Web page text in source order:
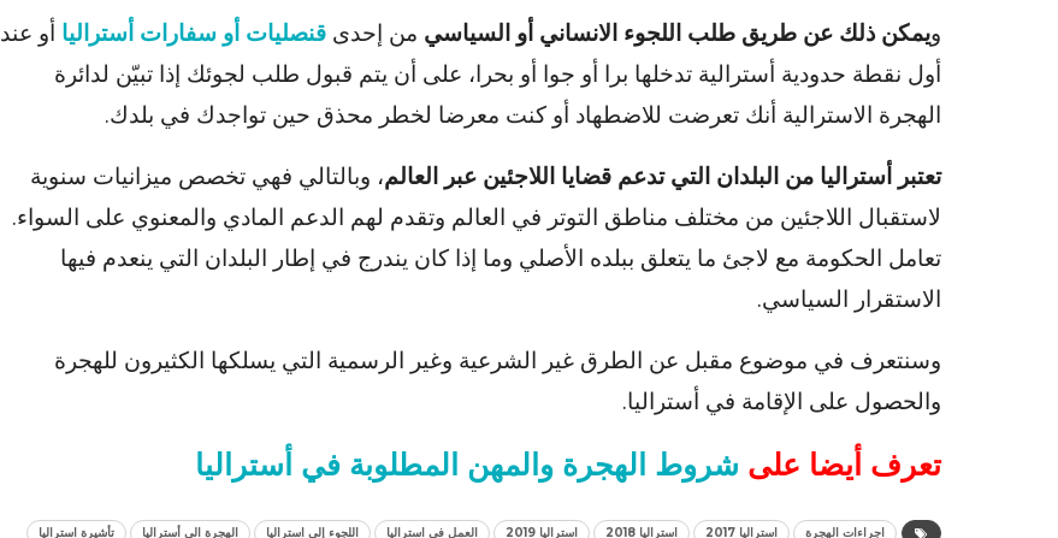
ويمكن ذلك عن طريق طلب اللجوء الانساني أو السياسي من إحدى قنصليات أو سفارات أستراليا أو عند
أول نقطة حدودية أسترالية تدخلها برا أو جوا أو بحرا، على أن يتم قبول طلب لجوئك إذا تبيّن لدائرة
الهجرة الاسترالية أنك تعرضت للاضطهاد أو كنت معرضا لخطر محذق حين تواجدك في بلدك.
تعتبر أستراليا من البلدان التي تدعم قضايا اللاجئين عبر العالم، وبالتالي فهي تخصص ميزانيات سنوية
لاستقبال اللاجئين من مختلف مناطق التوتر في العالم وتقدم لهم الدعم المادي والمعنوي على السواء.
تعامل الحكومة مع لاجئ ما يتعلق ببلده الأصلي وما إذا كان يندرج في إطار البلدان التي ينعدم فيها
الاستقرار السياسي.
وسنتعرف في موضوع مقبل عن الطرق غير الشرعية وغير الرسمية التي يسلكها الكثيرون للهجرة
والحصول على الإقامة في أستراليا.
تعرف أيضا على شروط الهجرة والمهن المطلوبة في أستراليا
اجراءات الهجرة استراليا 2017 استراليا 2018 استراليا 2019 العمل في استراليا اللجوء إلى استراليا الهجرة الى أستراليا تأشيرة استراليا